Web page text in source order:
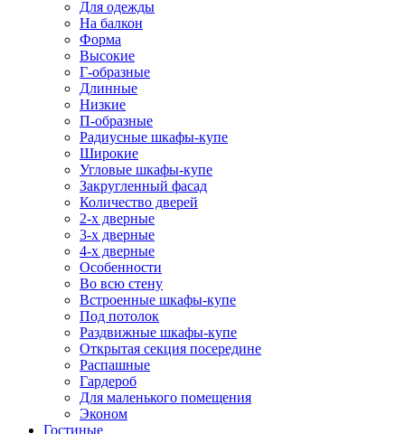
Для одежды
На балкон
Форма
Высокие
Г-образные
Длинные
Низкие
П-образные
Радиусные шкафы-купе
Широкие
Угловые шкафы-купе
Закругленный фасад
Количество дверей
2-х дверные
3-х дверные
4-х дверные
Особенности
Во всю стену
Встроенные шкафы-купе
Под потолок
Раздвижные шкафы-купе
Открытая секция посередине
Распашные
Гардероб
Для маленького помещения
Эконом
Гостиные